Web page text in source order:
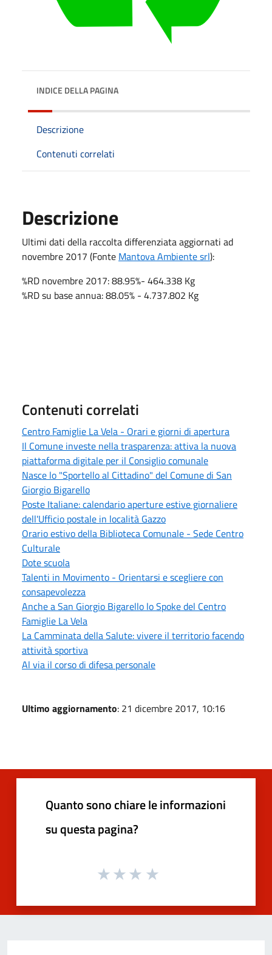
INDICE DELLA PAGINA
Descrizione
Contenuti correlati
Descrizione
Ultimi dati della raccolta differenziata aggiornati ad
novembre 2017 (Fonte Mantova Ambiente srl):
%RD novembre 2017: 88.95%- 464.338 Kg
%RD su base annua: 88.05% - 4.737.802 Kg
Contenuti correlati
Centro Famiglie La Vela - Orari e giorni di apertura
Il Comune investe nella trasparenza: attiva la nuova
piattaforma digitale per il Consiglio comunale
Nasce lo "Sportello al Cittadino" del Comune di San
Giorgio Bigarello
Poste Italiane: calendario aperture estive giornaliere
dell'Ufficio postale in località Gazzo
Orario estivo della Biblioteca Comunale - Sede Centro
Culturale
Dote scuola
Talenti in Movimento - Orientarsi e scegliere con
consapevolezza
Anche a San Giorgio Bigarello lo Spoke del Centro
Famiglie La Vela
La Camminata della Salute: vivere il territorio facendo
attività sportiva
Al via il corso di difesa personale
Ultimo aggiornamento: 21 dicembre 2017, 10:16
Quanto sono chiare le informazioni
su questa pagina?